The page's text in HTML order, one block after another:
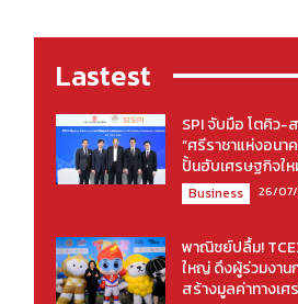
Lastest
SPI จับมือ โตคิว-
“ศรีราชาแห่งอน
ปั้นฮับเศรษฐกิจให
Business 26/
พาณิชย์ปลื้ม!
ใหญ่ ดึงผู้ร่วมงาน
สร้างมูลค่าทางเ